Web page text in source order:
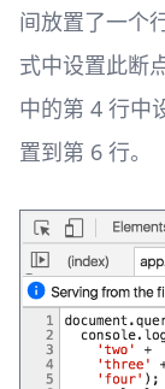
间放置了一个
式中设置此断
中的第 4 行中
置到第 6 行。